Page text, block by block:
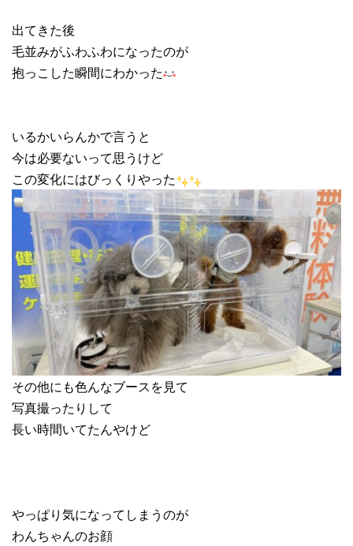
出てきた後
毛並みがふわふわになったのが
抱っこした瞬間にわかった
いるかいらんかで言うと
今は必要ないって思うけど
この変化にはびっくりやった
その他にも色んなブースを見て
写真撮ったりして
長い時間いてたんやけど
やっぱり気になってしまうのが
わんちゃんのお顔